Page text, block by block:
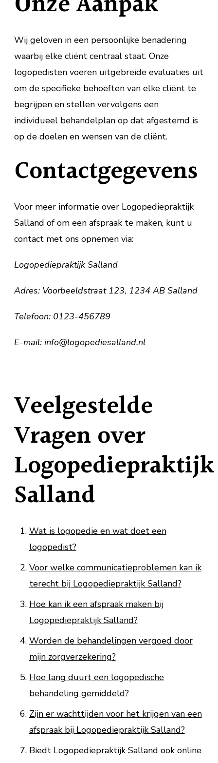
Wij geloven in een persoonlijke benadering
waarbij elke cliënt centraal staat. Onze
logopedisten voeren uitgebreide evaluaties uit
om de specifieke behoeften van elke cliënt te
begrijpen en stellen vervolgens een
individueel behandelplan op dat afgestemd is
op de doelen en wensen van de cliënt.
Contactgegevens
Voor meer informatie over Logopediepraktijk
Salland of om een afspraak te maken, kunt u
contact met ons opnemen via:
Logopediepraktijk Salland
Adres: Voorbeeldstraat 123, 1234 AB Salland
Telefoon: 0123-456789
E-mail: info@logopediesalland.nl
Veelgestelde
Vragen over
Logopediepraktijk
Salland
Wat is logopedie en wat doet een
logopedist?
Voor welke communicatieproblemen kan ik
terecht bij Logopediepraktijk Salland?
Hoe kan ik een afspraak maken bij
Logopediepraktijk Salland?
Worden de behandelingen vergoed door
mijn zorgverzekering?
Hoe lang duurt een logopedische
behandeling gemiddeld?
Zijn er wachttijden voor het krijgen van een
afspraak bij Logopediepraktijk Salland?
Biedt Logopediepraktijk Salland ook online